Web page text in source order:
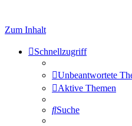
Zum Inhalt
Schnellzugriff
Unbeantwortete
Aktive Themen
Suche